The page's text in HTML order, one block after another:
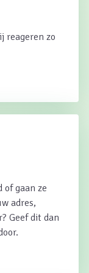
reageren zo
of gaan ze
adres,
Geef dit dan